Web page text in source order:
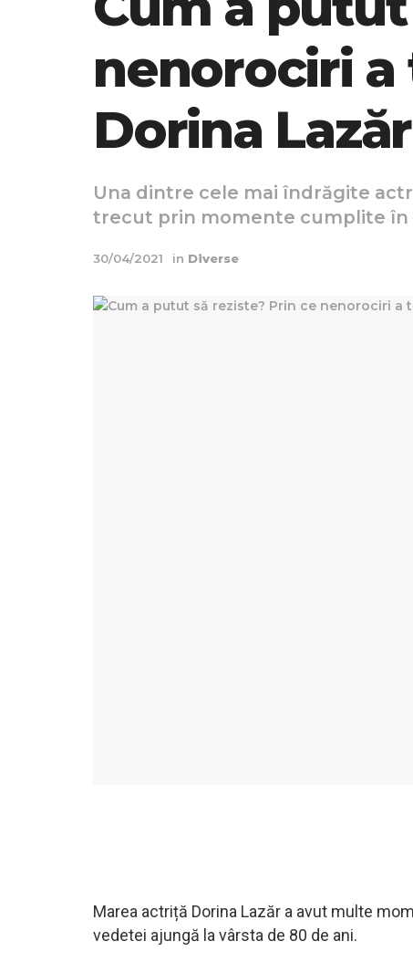
nenorociri
Dorina Lazăr
Una dintre cele mai îndrăgite
trecut prin momente cumplite în
30/04/2021 in Diverse
Marea actriță Dorina Lazăr a avut multe
vedetei ajungă la vârsta de 80 de ani.